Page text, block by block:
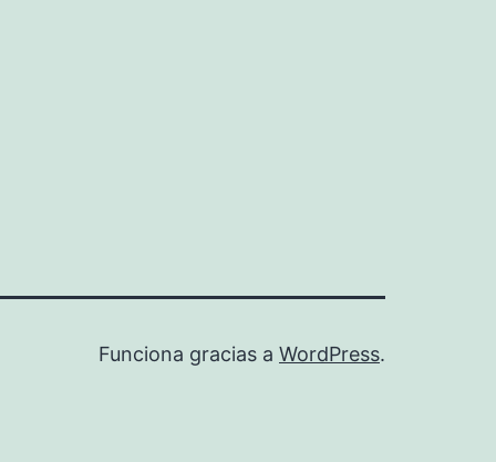
Funciona gracias a WordPress.